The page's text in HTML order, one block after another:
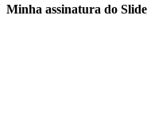
Minha assinatura do